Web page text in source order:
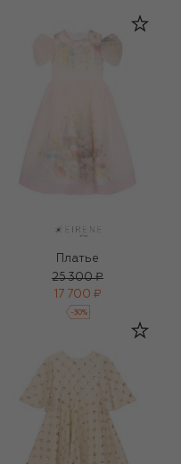
Платье
25 300 ₽
17 700 ₽
-30%